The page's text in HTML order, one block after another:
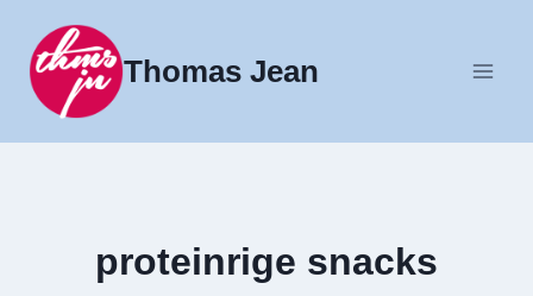
indhold
Thomas Jean
proteinrige snacks